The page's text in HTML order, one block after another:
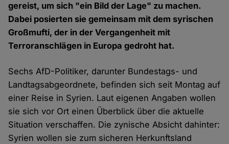
gereist, um sich "ein Bild der Lage" zu machen.
Dabei posierten sie gemeinsam mit dem syrischen
Großmufti, der in der Vergangenheit mit
Terroranschlägen in Europa gedroht hat.
Sechs AfD-Politiker, darunter Bundestags- und
Landtagsabgeordnete, befinden sich seit Montag auf
einer Reise in Syrien. Laut eigenen Angaben wollen
sie sich vor Ort einen Überblick über die aktuelle
Situation verschaffen. Die zynische Absicht dahinter:
Syrien wollen sie zum sicheren Herkunftsland